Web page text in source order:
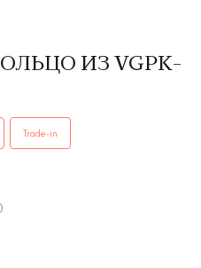
ИЗ VGPK-
15-24-00купить в
Trade-in